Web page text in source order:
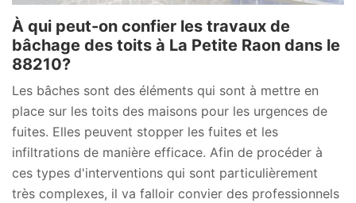
À qui peut-on confier les travaux de
bâchage des toits à La Petite Raon dans le
88210?
Les bâches sont des éléments qui sont à mettre en
place sur les toits des maisons pour les urgences de
fuites. Elles peuvent stopper les fuites et les
infiltrations de manière efficace. Afin de procéder à
ces types d'interventions qui sont particulièrement
très complexes, il va falloir convier des professionnels